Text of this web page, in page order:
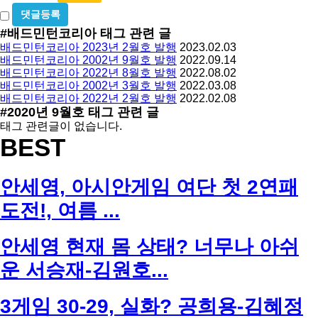
방
지
비
밀
글
사
용
#배드민턴코리아태그 관련 글
배드민턴코리아 2023년 2월호 발행 2023.02.03
배드민턴코리아 2002년 9월호 발행 2022.09.14
배드민턴코리아 2022년 8월호 발행 2022.08.02
배드민턴코리아 2002년 3월호 발행 2022.03.08
배드민턴코리아 2022년 2월호 발행 2022.02.08
#2020년 9월호 태그 관련 글
태그 관련글이 없습니다.
BEST
안세영, 아시안게임 여단 첫 2연패
도전!, 여름 ...
안세영 현재 몸 상태? 너무나 아쉬
운 서승재-김원호...
3게임 30-29, 실화? 공희용-김혜정